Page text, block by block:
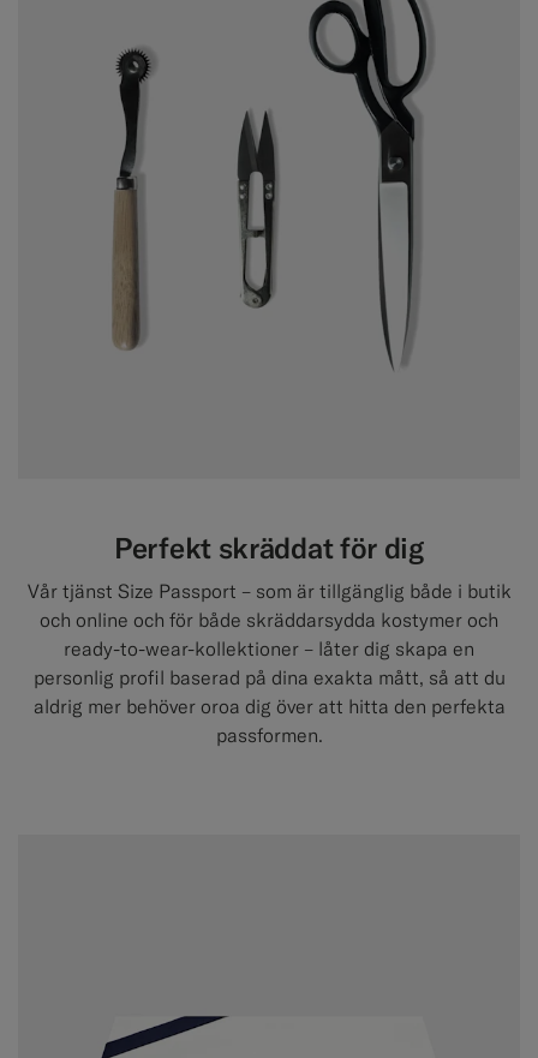
Perfekt skräddat för dig
Vår tjänst Size Passport – som är tillgänglig både i butik
och online och för både skräddarsydda kostymer och
ready-to-wear-kollektioner – låter dig skapa en
personlig profil baserad på dina exakta mått, så att du
aldrig mer behöver oroa dig över att hitta den perfekta
passformen.